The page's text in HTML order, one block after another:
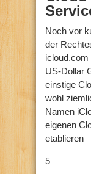
Noch vor
der
icloud.com
US-Dollar
einstige
wohl
Namen
eigenen
etablieren
5